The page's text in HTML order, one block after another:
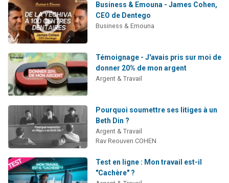
Business & Emouna - James Cohen,
CEO de Dentego
Business & Emouna
Témoignage - J'avais pris sur moi de
donner 20% de mon argent
Argent & Travail
Pourquoi soumettre ses litiges à un
Beth Din ?
Argent & Travail
Rav Reouven COHEN
Test en ligne : Mon travail est-il
"Cachère" ?